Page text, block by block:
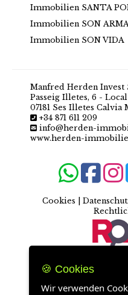
Immobilien SANTA
Immobilien SON
Immobilien SON VIDA
Manfred Herden Invest
Passeig Illetes, 6 - Local
07181 Ses Illetes Calvia
+34 871 611 209
info@herden-
www.herden-
Cookies
🍪 Cookies
Wir verwenden